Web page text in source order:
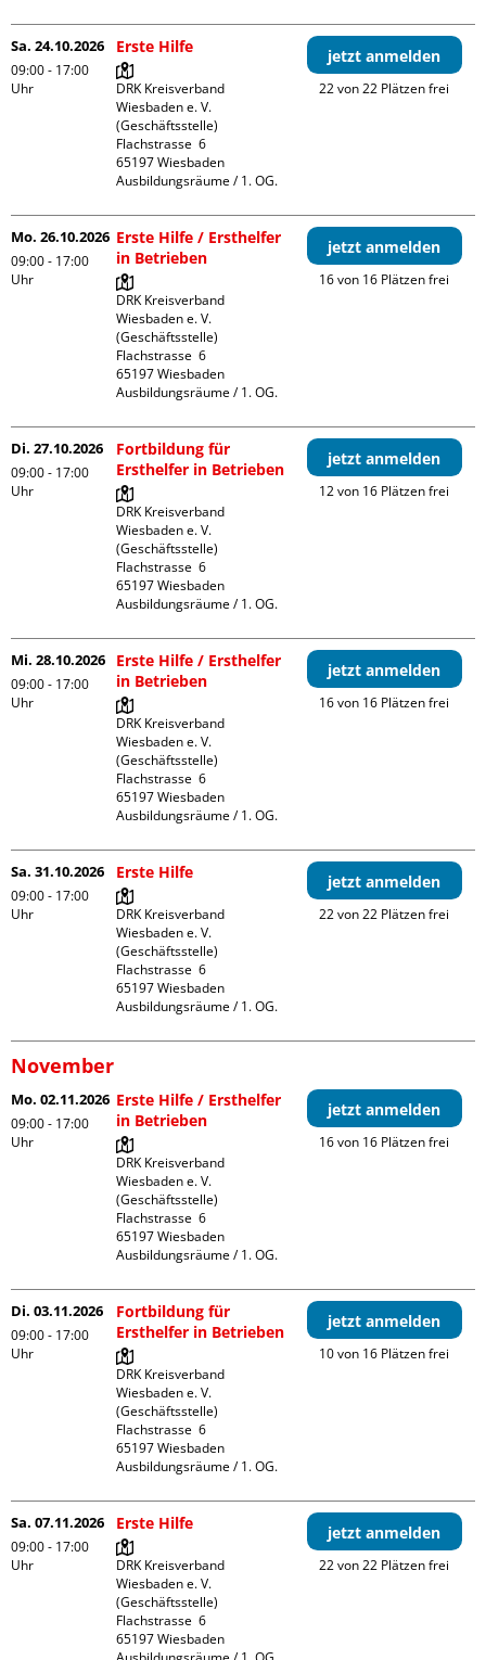
Sa. 24.10.2026
09:00 - 17:00
Uhr
Erste Hilfe
DRK Kreisverband
Wiesbaden e. V.
(Geschäftsstelle)
Flachstrasse  6
65197 Wiesbaden
Ausbildungsräume / 1. OG.
jetzt anmelden
22 von 22 Plätzen frei
Mo. 26.10.2026
09:00 - 17:00
Uhr
Erste Hilfe / Ersthelfer
in Betrieben
DRK Kreisverband
Wiesbaden e. V.
(Geschäftsstelle)
Flachstrasse  6
65197 Wiesbaden
Ausbildungsräume / 1. OG.
jetzt anmelden
16 von 16 Plätzen frei
Di. 27.10.2026
09:00 - 17:00
Uhr
Fortbildung für
Ersthelfer in Betrieben
DRK Kreisverband
Wiesbaden e. V.
(Geschäftsstelle)
Flachstrasse  6
65197 Wiesbaden
Ausbildungsräume / 1. OG.
jetzt anmelden
12 von 16 Plätzen frei
Mi. 28.10.2026
09:00 - 17:00
Uhr
Erste Hilfe / Ersthelfer
in Betrieben
DRK Kreisverband
Wiesbaden e. V.
(Geschäftsstelle)
Flachstrasse  6
65197 Wiesbaden
Ausbildungsräume / 1. OG.
jetzt anmelden
16 von 16 Plätzen frei
Sa. 31.10.2026
09:00 - 17:00
Uhr
Erste Hilfe
DRK Kreisverband
Wiesbaden e. V.
(Geschäftsstelle)
Flachstrasse  6
65197 Wiesbaden
Ausbildungsräume / 1. OG.
jetzt anmelden
22 von 22 Plätzen frei
November
Mo. 02.11.2026
09:00 - 17:00
Uhr
Erste Hilfe / Ersthelfer
in Betrieben
DRK Kreisverband
Wiesbaden e. V.
(Geschäftsstelle)
Flachstrasse  6
65197 Wiesbaden
Ausbildungsräume / 1. OG.
jetzt anmelden
16 von 16 Plätzen frei
Di. 03.11.2026
09:00 - 17:00
Uhr
Fortbildung für
Ersthelfer in Betrieben
DRK Kreisverband
Wiesbaden e. V.
(Geschäftsstelle)
Flachstrasse  6
65197 Wiesbaden
Ausbildungsräume / 1. OG.
jetzt anmelden
10 von 16 Plätzen frei
Sa. 07.11.2026
09:00 - 17:00
Uhr
Erste Hilfe
DRK Kreisverband
Wiesbaden e. V.
(Geschäftsstelle)
Flachstrasse  6
65197 Wiesbaden
jetzt anmelden
22 von 22 Plätzen frei